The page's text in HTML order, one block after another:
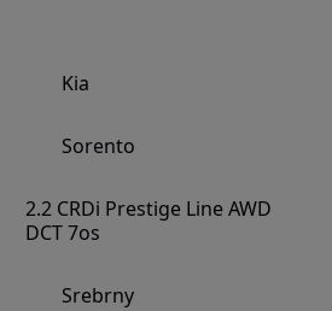
Kia
Sorento
2.2 CRDi Prestige Line AWD
DCT 7os
Srebrny